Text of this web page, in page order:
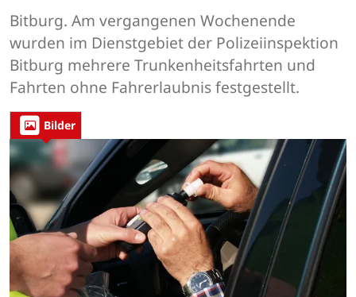
Bitburg. Am vergangenen Wochenende
wurden im Dienstgebiet der Polizeiinspektion
Bitburg mehrere Trunkenheitsfahrten und
Fahrten ohne Fahrerlaubnis festgestellt.
Bilder